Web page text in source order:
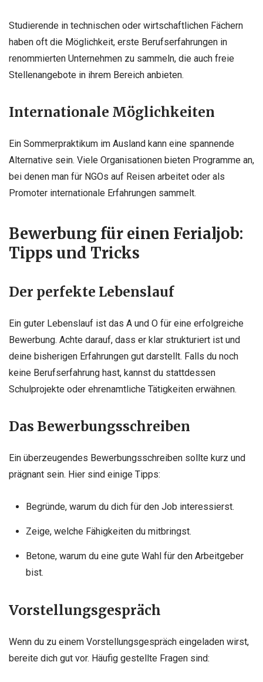
Studierende in technischen oder wirtschaftlichen Fächern
haben oft die Möglichkeit, erste Berufserfahrungen in
renommierten Unternehmen zu sammeln, die auch freie
Stellenangebote in ihrem Bereich anbieten.
Internationale Möglichkeiten
Ein Sommerpraktikum im Ausland kann eine spannende
Alternative sein. Viele Organisationen bieten Programme an,
bei denen man für NGOs auf Reisen arbeitet oder als
Promoter internationale Erfahrungen sammelt.
Bewerbung für einen Ferialjob:
Tipps und Tricks
Der perfekte Lebenslauf
Ein guter Lebenslauf ist das A und O für eine erfolgreiche
Bewerbung. Achte darauf, dass er klar strukturiert ist und
deine bisherigen Erfahrungen gut darstellt. Falls du noch
keine Berufserfahrung hast, kannst du stattdessen
Schulprojekte oder ehrenamtliche Tätigkeiten erwähnen.
Das Bewerbungsschreiben
Ein überzeugendes Bewerbungsschreiben sollte kurz und
prägnant sein. Hier sind einige Tipps:
Begründe, warum du dich für den Job interessierst.
Zeige, welche Fähigkeiten du mitbringst.
Betone, warum du eine gute Wahl für den Arbeitgeber
bist.
Vorstellungsgespräch
Wenn du zu einem Vorstellungsgespräch eingeladen wirst,
bereite dich gut vor. Häufig gestellte Fragen sind: